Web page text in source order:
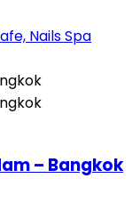
Nails Spa
– Bangkok